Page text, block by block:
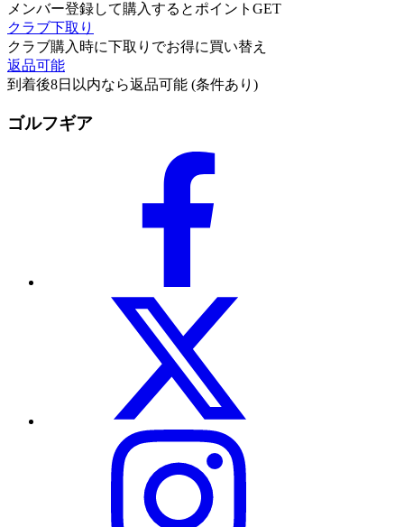
メンバー登録して購入するとポイントGET
クラブ下取り
クラブ購入時に下取りでお得に買い替え
返品可能
到着後8日以内なら返品可能 (条件あり)
ゴルフギア